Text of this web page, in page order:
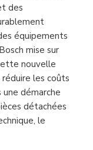
des
équipements
mise sur
nouvelle
les coûts
une démarche
détachées
le